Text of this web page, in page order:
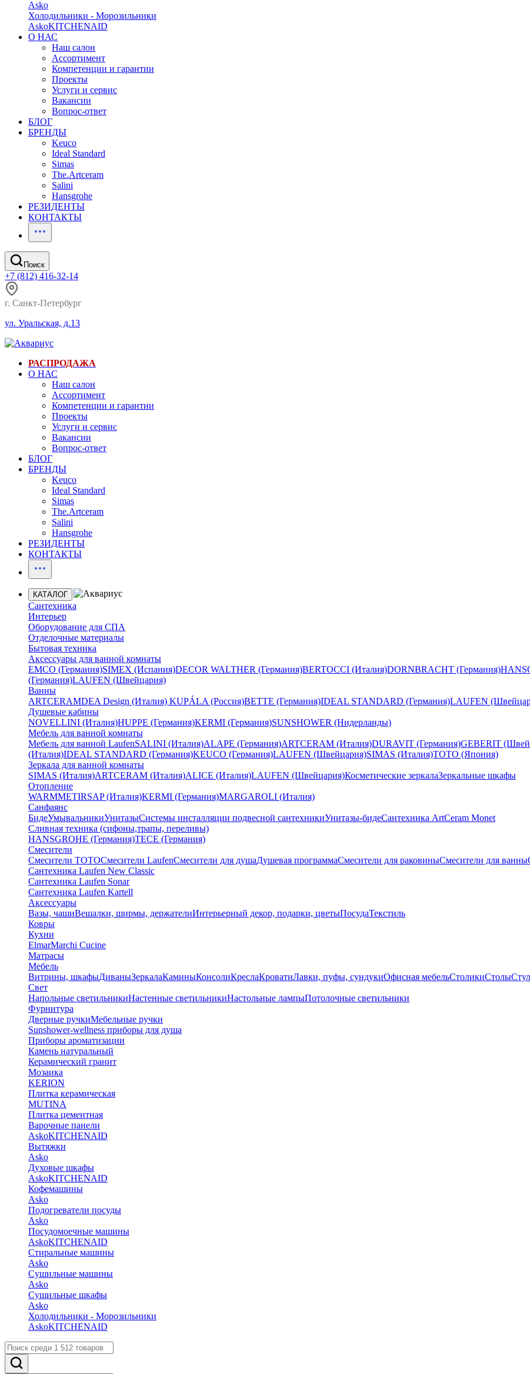
Asko
Холодильники - Морозильники
AskoKITCHENAID
О НАС
Наш салон
Ассортимент
Компетенции и гарантии
Проекты
Услуги и сервис
Вакансии
Вопрос-ответ
БЛОГ
БРЕНДЫ
Keuco
Ideal Standard
Simas
The.Artceram
Salini
Hansgrohe
РЕЗИДЕНТЫ
КОНТАКТЫ
Поиск
+7 (812) 416-32-14
г. Санкт-Петербург
ул. Уральская, д.13
РАСПРОДАЖА
О НАС
Наш салон
Ассортимент
Компетенции и гарантии
Проекты
Услуги и сервис
Вакансии
Вопрос-ответ
БЛОГ
БРЕНДЫ
Keuco
Ideal Standard
Simas
The.Artceram
Salini
Hansgrohe
РЕЗИДЕНТЫ
КОНТАКТЫ
КАТАЛОГ
Сантехника
Интерьер
Оборудование для СПА
Отделочные материалы
Бытовая техника
Аксессуары для ванной комнаты
EMCO (Германия)SIMEX (Испания)DECOR WALTHER (Германия)BERTOCCI (Италия)DORNBRACHT (Германия)
(Германия)LAUFEN (Швейцария)
Ванны
ARTCERAMDEA Design (Италия) KUPÁLA (Россия)BETTE (Германия)IDEAL STANDARD (Германия)LAUFEN
Душевые кабины
NOVELLINI (Италия)HUPPE (Германия)KERMI (Германия)SUNSHOWER (Нидерланды)
Мебель для ванной комнаты
Мебель для ванной LaufenSALINI (Италия)ALAPE (Германия)ARTCERAM (Италия)DURAVIT (Германия)GEBERIT
(Италия)IDEAL STANDARD (Германия)KEUCO (Германия)LAUFEN (Швейцария)SIMAS (Италия)TOTO (Япония)
Зеркала для ванной комнаты
SIMAS (Италия)ARTCERAM (Италия)ALICE (Италия)LAUFEN (Швейцария)Косметические зеркалаЗеркальные шкафы
Отопление
WARMMETIRSAP (Италия)KERMI (Германия)MARGAROLI (Италия)
Санфаянс
БидеУмывальникиУнитазыСистемы инсталляции подвесной сантехникиУнитазы-бидеСантехника ArtCeram Monet
Сливная техника (сифоны,трапы, переливы)
HANSGROHE (Германия)TECE (Германия)
Смесители
Смесители TOTOСмесители LaufenСмесители для душаДушевая программаСмесители для раковиныСмесители для ванны
Сантехника Laufen New Classic
Сантехника Laufen Sonar
Сантехника Laufen Kartell
Аксессуары
Вазы, чашиВешалки, ширмы, держателиИнтерьерный декор, подарки, цветыПосудаТекстиль
Ковры
Кухни
ElmarMarchi Cucine
Матрасы
Мебель
Витрины, шкафыДиваныЗеркалаКаминыКонсолиКреслаКроватиЛавки, пуфы, сундукиОфисная мебельСтоликиСтолы
Свет
Напольные светильникиНастенные светильникиНастольные лампыПотолочные светильники
Фурнитура
Дверные ручкиМебельные ручки
Sunshower-wellness приборы для душа
Приборы ароматизации
Камень натуральный
Керамический гранит
Мозаика
KERION
Плитка керамическая
MUTINA
Плитка цементная
Варочные панели
AskoKITCHENAID
Вытяжки
Asko
Духовые шкафы
AskoKITCHENAID
Кофемашины
Asko
Подогреватели посуды
Asko
Посудомоечные машины
AskoKITCHENAID
Стиральные машины
Asko
Сушильные машины
Asko
Сушильные шкафы
Asko
Холодильники - Морозильники
AskoKITCHENAID